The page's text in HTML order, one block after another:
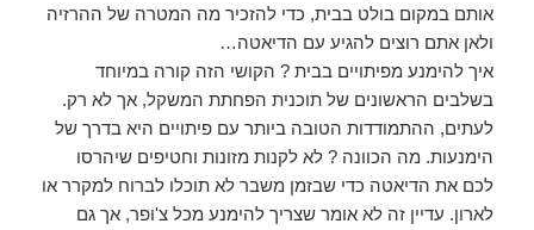
אותם במקום בולט בבית, כדי להזכיר מה המטרה של ההרזיה
ולאן אתם רוצים להגיע עם הדיאטה…
איך להימנע מפיתויים בבית ? הקושי הזה קורה במיוחד
בשלבים הראשונים של תוכנית הפחתת המשקל, אך לא רק.
לעתים, ההתמודדות הטובה ביותר עם פיתויים היא בדרך של
הימנעות. מה הכוונה ? לא לקנות מזונות וחטיפים שיהרסו
לכם את הדיאטה כדי שבזמן משבר לא תוכלו לברוח למקרר או
לארון. עדיין זה לא אומר שצריך להימנע מכל צ'ופר, אך גם